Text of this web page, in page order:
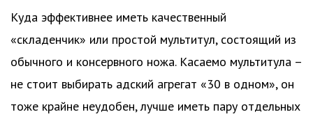
Куда эффективнее иметь качественный
«складенчик» или простой мультитул, состоящий из
обычного и консервного ножа. Касаемо мультитула –
не стоит выбирать адский агрегат «30 в одном», он
тоже крайне неудобен, лучше иметь пару отдельных